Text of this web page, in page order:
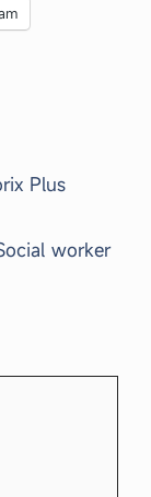
Plus
worker